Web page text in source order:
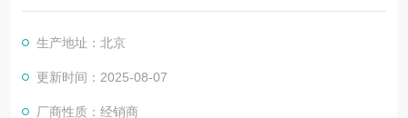
行、实现功能扩展及维护维修的重要组成部分。这些配件种类繁
生产地址：北京
更新时间：2025-08-07
厂商性质：经销商